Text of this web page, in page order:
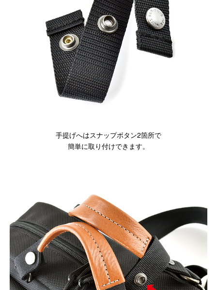
手提げへはスナップボタン2箇所で
簡単に取り付けできます。